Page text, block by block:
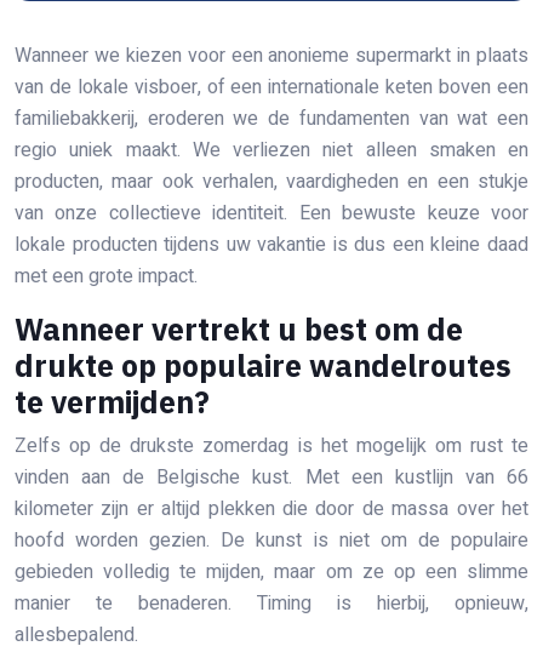
Wanneer we kiezen voor een anonieme supermarkt in plaats
van de lokale visboer, of een internationale keten boven een
familiebakkerij, eroderen we de fundamenten van wat een
regio uniek maakt. We verliezen niet alleen smaken en
producten, maar ook verhalen, vaardigheden en een stukje
van onze collectieve identiteit. Een bewuste keuze voor
lokale producten tijdens uw vakantie is dus een kleine daad
met een grote impact.
Wanneer vertrekt u best om de
drukte op populaire wandelroutes
te vermijden?
Zelfs op de drukste zomerdag is het mogelijk om rust te
vinden aan de Belgische kust. Met een kustlijn van 66
kilometer zijn er altijd plekken die door de massa over het
hoofd worden gezien. De kunst is niet om de populaire
gebieden volledig te mijden, maar om ze op een slimme
manier te benaderen. Timing is hierbij, opnieuw,
allesbepalend.